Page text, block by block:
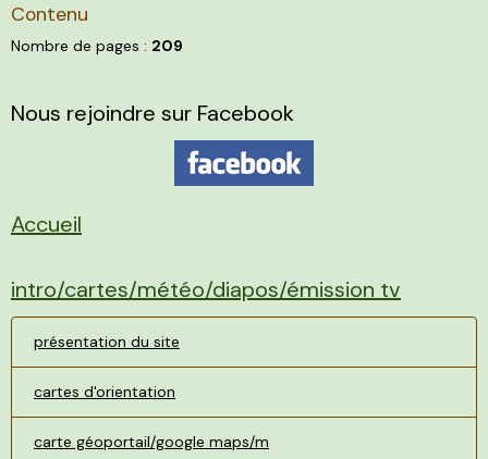
Contenu
Nombre de pages : 209
Nous rejoindre sur Facebook
Accueil
intro/cartes/météo/diapos/émission tv
présentation du site
cartes d'orientation
carte géoportail/google maps/m